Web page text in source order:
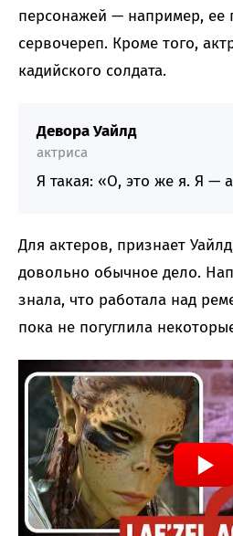
персонажей — например, ее
сервочереп. Кроме того,
кадийского солдата.
Девора Уайлд
актриса
Я такая: «О, это же я. Я —
Для актеров, признает
довольно обычное дело.
знала, что работала над
пока не погуглила